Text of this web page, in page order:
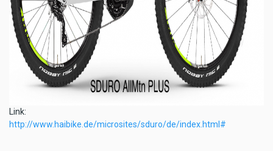
Link:
http://www.haibike.de/microsites/sduro/de/index.html#